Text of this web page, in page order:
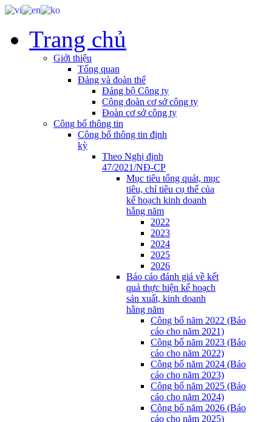
Trang chủ
Giới thiệu
Tổng quan
Đảng và đoàn thể
Đảng bộ Công ty
Công đoàn cơ sở công ty
Đoàn cơ sở công ty
Công bố thông tin
Công bố thông tin định
kỳ
Theo Nghị định
47/2021/NĐ-CP
Mục tiêu tổng quát, mục
tiêu, chỉ tiêu cụ thể của
kế hoạch kinh doanh
hằng năm
2022
2023
2024
2025
2026
Báo cáo đánh giá về kết
quả thực hiện kế hoạch
sản xuất, kinh doanh
hằng năm
Công bố năm 2022 (Báo
cáo cho năm 2021)
Công bố năm 2023 (Báo
cáo cho năm 2022)
Công bố năm 2024 (Báo
cáo cho năm 2023)
Công bố năm 2025 (Báo
cáo cho năm 2024)
Công bố năm 2026 (Báo
cáo cho năm 2025)